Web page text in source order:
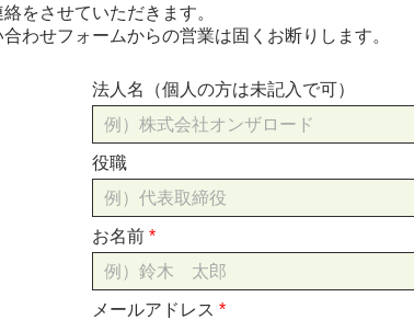
をさせていただきます。
わせフォームからの営業は固くお断りします。
法人名（個人の方は未記入で可）
役職
お名前
メールアドレス